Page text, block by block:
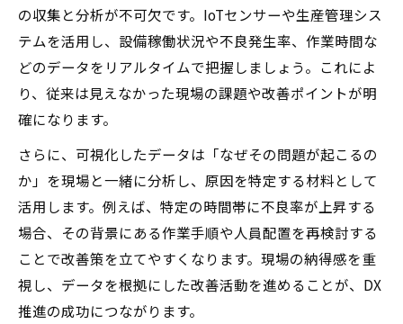
の収集と分析が不可欠です。IoTセンサーや生産管理シス
テムを活用し、設備稼働状況や不良発生率、作業時間な
どのデータをリアルタイムで把握しましょう。これによ
り、従来は見えなかった現場の課題や改善ポイントが明
確になります。
さらに、可視化したデータは「なぜその問題が起こるの
か」を現場と一緒に分析し、原因を特定する材料として
活用します。例えば、特定の時間帯に不良率が上昇する
場合、その背景にある作業手順や人員配置を再検討する
ことで改善策を立てやすくなります。現場の納得感を重
視し、データを根拠にした改善活動を進めることが、DX
推進の成功につながります。